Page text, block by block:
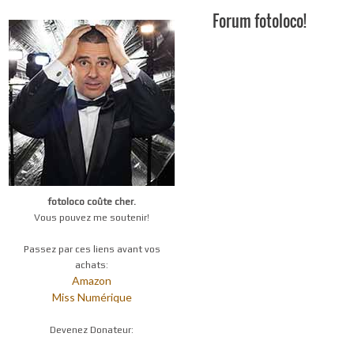
fotoloco coûte cher.
Vous pouvez me soutenir!
Passez par ces liens avant vos
achats:
Amazon
Miss Numérique
Devenez Donateur:
Forum fotoloco!